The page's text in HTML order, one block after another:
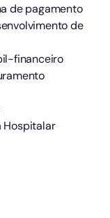
de pagamento
de
financeiro
Hospitalar